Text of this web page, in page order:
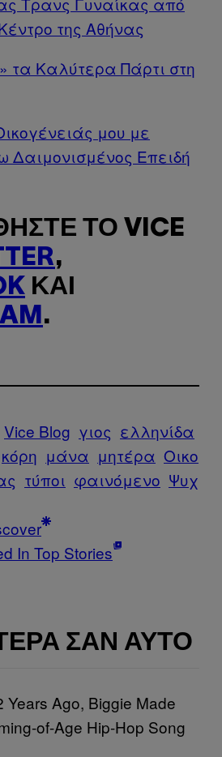
της Αθήνας
τα Καλύτερα Πάρτι στη
μου με
Δαιμονισμένος Επειδή
ΤΟ VICE
,
ΚΑΙ
.
Vice Blog γιος ελληνίδα
κόρη μάνα μητέρα Οικο
τύποι φαινόμενο Ψυχ
In Top Stories
ΣΑΝ ΑΥΤΌ